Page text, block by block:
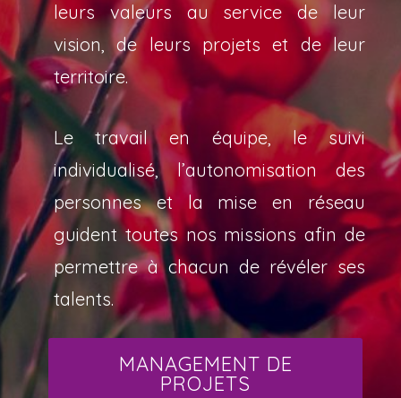
leurs valeurs au service de leur
vision, de leurs projets et de leur
territoire.
Le travail en équipe, le suivi
individualisé, l’autonomisation des
personnes et la mise en réseau
guident toutes nos missions afin de
permettre à chacun de révéler ses
talents.
MANAGEMENT DE
PROJETS